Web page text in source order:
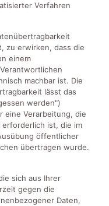
Verfahren
zu erwirken, dass die
einem
machbar ist. Die
lässt das
werden")
eine Verarbeitung, die
erforderlich ist, die im
öffentlicher
übertragen wurde.
sich aus Ihrer
gegen die
Daten,